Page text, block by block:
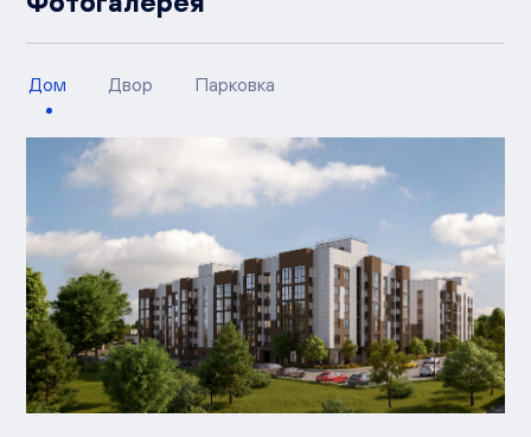
Дом Двор Парковка